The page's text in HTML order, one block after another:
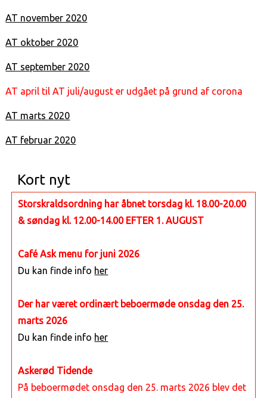
AT november 2020
AT oktober 2020
AT september 2020
AT april til AT juli/august er udgået på grund af corona
AT marts 2020
AT februar 2020
Kort nyt
Storskraldsordning har åbnet torsdag kl. 18.00-20.00
& søndag kl. 12.00-14.00 EFTER 1. AUGUST
Café Ask menu for juni 2026
Du kan finde info her
Der har været ordinært beboermøde onsdag den 25.
marts 2026
Du kan finde info her
Askerød Tidende
På beboermødet onsdag den 25. marts 2026 blev det